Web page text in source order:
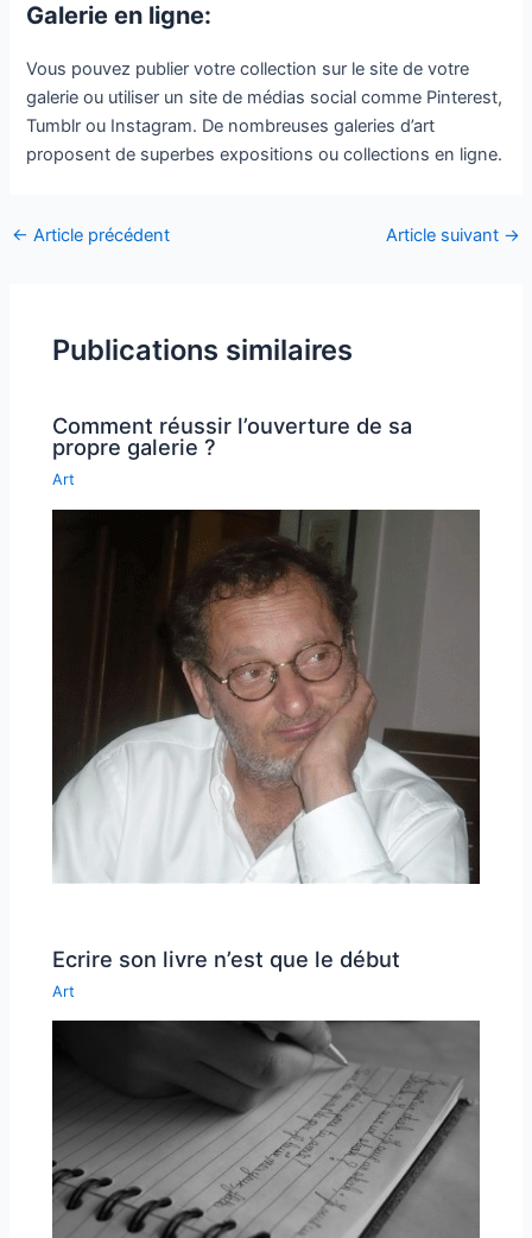
Galerie en ligne:
Vous pouvez publier votre collection sur le site de votre
galerie ou utiliser un site de médias social comme Pinterest,
Tumblr ou Instagram. De nombreuses galeries d’art
proposent de superbes expositions ou collections en ligne.
← Article précédent Article suivant →
Publications similaires
Comment réussir l’ouverture de sa
propre galerie ?
Art
Ecrire son livre n’est que le début
Art